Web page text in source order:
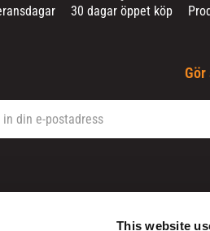
This website
30 dagar öppet köp